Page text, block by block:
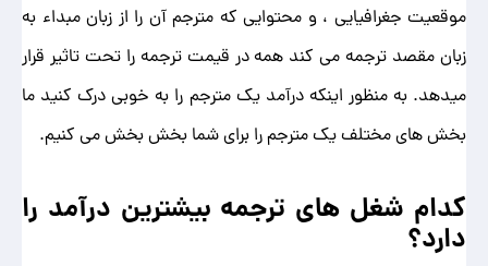
موقعیت جغرافیایی ، و محتوایی که مترجم آن را از زبان مبداء به
زبان مقصد ترجمه می کند همه در قیمت ترجمه را تحت تاثیر قرار
میدهد. به منظور اینکه درآمد یک مترجم را به خوبی درک کنید ما
بخش های مختلف یک مترجم را برای شما بخش بخش می کنیم.
کدام شغل های ترجمه بیشترین درآمد را
دارد؟